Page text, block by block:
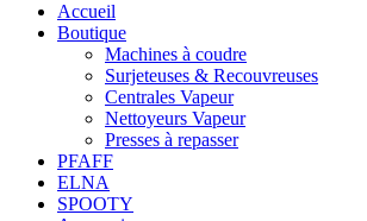
Accueil
Boutique
Machines à coudre
Surjeteuses & Recouvreuses
Centrales Vapeur
Nettoyeurs Vapeur
Presses à repasser
PFAFF
ELNA
SPOOTY